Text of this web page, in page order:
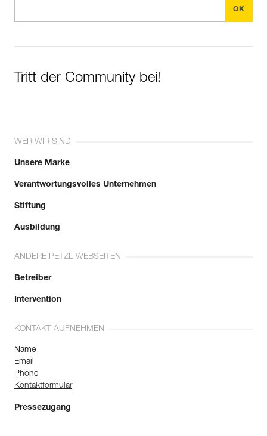
Tritt der Community bei!
WER WIR SIND
Unsere Marke
Verantwortungsvolles Unternehmen
Stiftung
Ausbildung
ANDERE PETZL WEBSEITEN
Betreiber
Intervention
KONTAKT AUFNEHMEN
Name
Email
Phone
Kontaktformular
Pressezugang